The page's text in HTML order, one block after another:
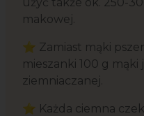
makowej.
⭐ Zamiast mąki
mieszanki 100 g
ziemniaczanej.
⭐ Każda ciemna